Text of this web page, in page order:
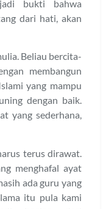
bukti bahwa
dari hati, akan
Beliau bercita-
membangun
yang mampu
dengan baik.
yang sederhana,
terus dirawat.
menghafal ayat
ada guru yang
itu pula kami